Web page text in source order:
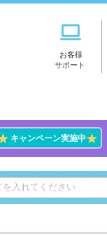
お客様
サポート
キャンペーン実施中★